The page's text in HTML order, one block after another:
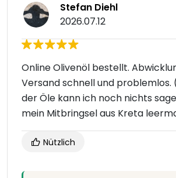
Stefan Diehl
2026.07.12
Online Olivenöl bestellt.
Versand schnell und problemlos.
der Öle kann ich noch nichts
mein Mitbringsel aus Kreta
Nützlich